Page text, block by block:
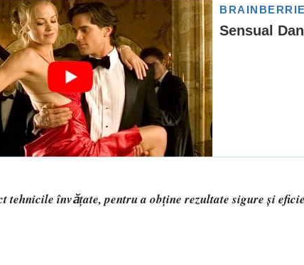
învățate, pentru a obține rezultate sigure și